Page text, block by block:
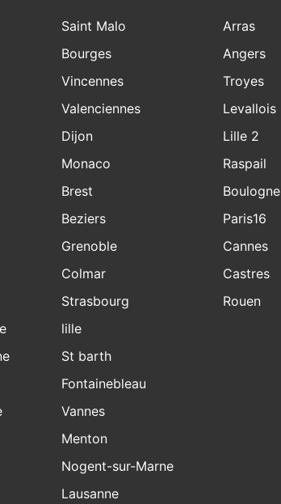
Saint Malo
Bourges
Vincennes
Valenciennes
Dijon
Monaco
Brest
Beziers
Grenoble
Colmar
Strasbourg
Arras
Angers
Troyes
Levallois
Lille 2
Raspail
Boulogne
Paris16
Cannes
Castres
Rouen
lille
St barth
Fontainebleau
Vannes
Menton
Nogent-sur-Marne
Lausanne